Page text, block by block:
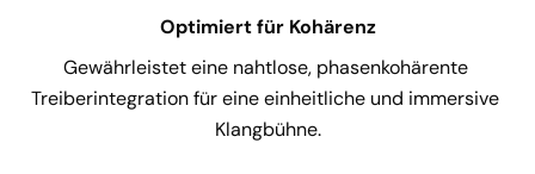
Optimiert für Kohärenz
Gewährleistet eine nahtlose, phasenkohärente
Treiberintegration für eine einheitliche und immersive
Klangbühne.